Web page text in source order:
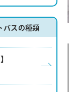
バスの種類